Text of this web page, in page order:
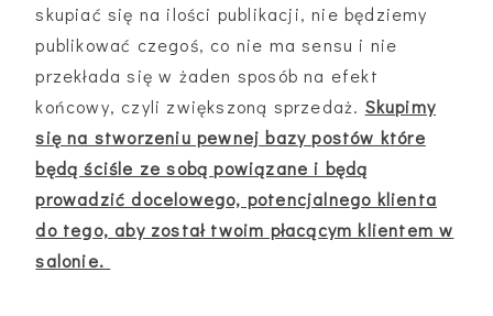
skupiać się na ilości publikacji, nie będziemy
publikować czegoś, co nie ma sensu i nie
przekłada się w żaden sposób na efekt
końcowy, czyli zwiększoną sprzedaż. Skupimy
się na stworzeniu pewnej bazy postów które
będą ściśle ze sobą powiązane i będą
prowadzić docelowego, potencjalnego klienta
do tego, aby został twoim płacącym klientem w
salonie.